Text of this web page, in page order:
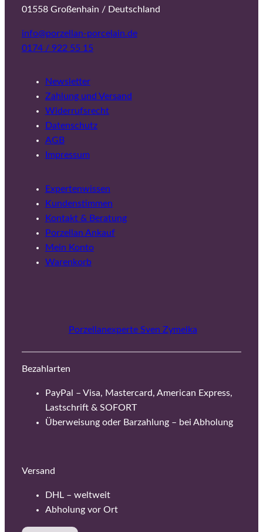
01558 Großenhain / Deutschland
info@porzellan-porcelain.de
0174 / 922 55 15
Newsletter
Zahlung und Versand
Widerrufsrecht
Datenschutz
AGB
Impressum
Expertenwissen
Kundenstimmen
Kontakt & Beratung
Porzellan Ankauf
Mein Konto
Warenkorb
Porzellanexperte Sven Zymelka
Bezahlarten
PayPal – Visa, Mastercard, American Express,
Lastschrift & SOFORT
Überweisung oder Barzahlung – bei Abholung
Versand
DHL – weltweit
Abholung vor Ort